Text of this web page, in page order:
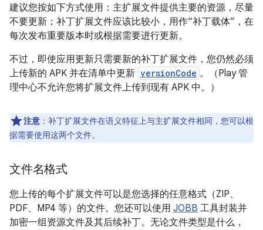
建议您按如下方式使用：主扩展文件提供主要的资源，尽量
不要更新；补丁扩展文件应该比较小，用作“补丁载体”，在
每次发布重要版本时或根据需要进行更新。
不过，即使应用更新只需要新的补丁扩展文件，您仍然必须
上传新的 APK 并在清单中更新 versionCode 。（Play 管
理中心不允许您将扩展文件上传到现有 APK 中。）
注意 ：补丁扩展文件在语义特征上与主扩展文件相同，您可以根
据需要使用这两个文件。
文件名格式
您上传的每个扩展文件可以是您选择的任意格式（ZIP、
PDF、MP4 等）的文件。您还可以使用 JOBB 工具封装并
加密一组资源文件及其后续补丁。无论文件类型是什么，